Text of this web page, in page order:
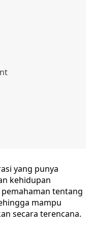
yang punya
kehidupan
tentang
mampu
secara terencana.